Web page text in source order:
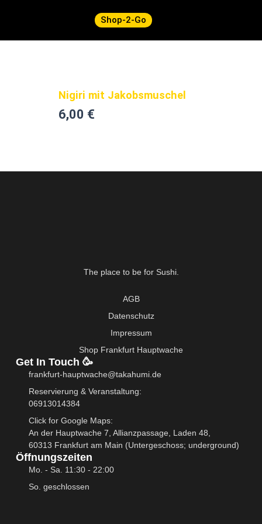
Shop-2-Go
Nigiri mit Jakobsmuschel
6,00 €
The place to be for Sushi.
c
e
o
o
k
f
t
g
r
a
AGB
Datenschutz
Impressum
Shop Frankfurt Hauptwache
Get In Touch 🥳
frankfurt-hauptwache@takahumi.de
Reservierung & Veranstaltung:
06913014384
Click for Google Maps:
An der Hauptwache 7, Allianzpassage, Laden 48,
60313 Frankfurt am Main (Untergeschoss; underground)
Öffnungszeiten
Mo. - Sa. 11:30 - 22:00
So. geschlossen